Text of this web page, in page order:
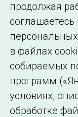
продолжая
соглашаетесь
в файлах
собираемых
программ
условиях,
обработке